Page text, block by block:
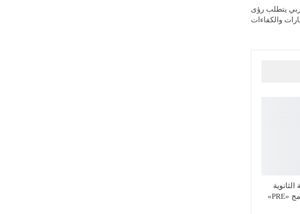
يتطلب رؤى
والكفاءات
للحياة الجامعية عبر برنامج «PRE»